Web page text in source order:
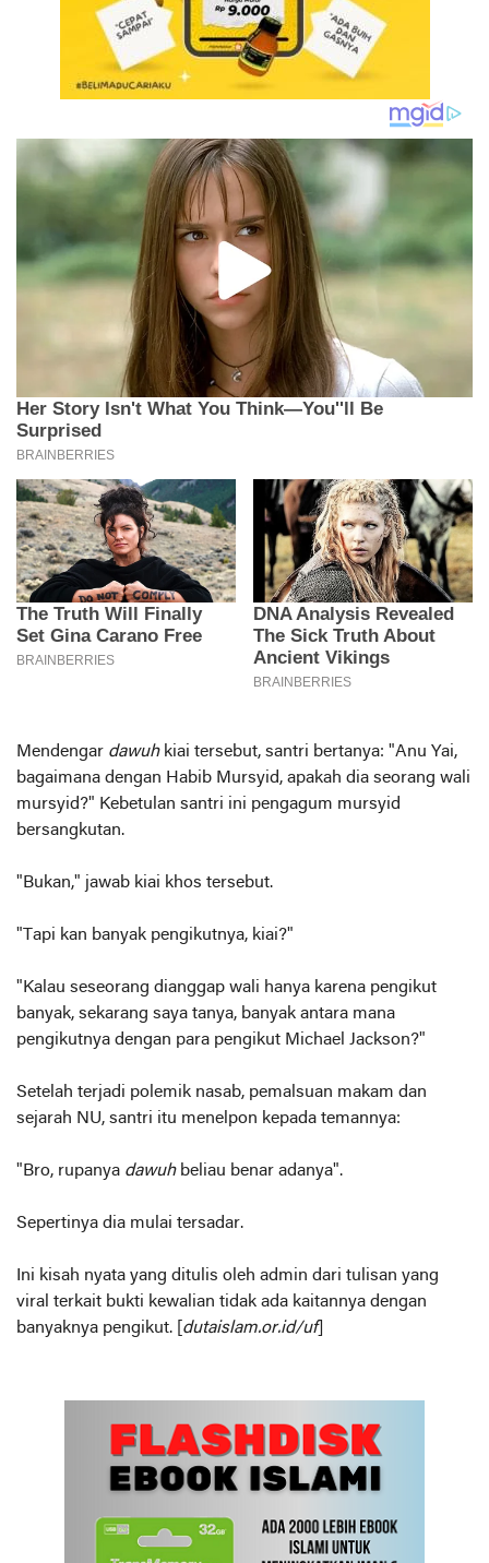
Mendengar dawuhkiai tersebut, santri bertanya: "Anu Yai,
bagaimana dengan Habib Mursyid, apakah dia seorang wali
mursyid?" Kebetulan santri ini pengagum mursyid
bersangkutan.
"Bukan," jawab kiai khos tersebut.
"Tapi kan banyak pengikutnya, kiai?"
"Kalau seseorang dianggap wali hanya karena pengikut
banyak, sekarang saya tanya, banyak antara mana
pengikutnya dengan para pengikut Michael Jackson?"
Setelah terjadi polemik nasab, pemalsuan makam dan
sejarah NU, santri itu menelpon kepada temannya:
"Bro, rupanya dawuhbeliau benar adanya".
Sepertinya dia mulai tersadar.
Ini kisah nyata yang ditulis oleh admin dari tulisan yang
viral terkait bukti kewalian tidak ada kaitannya dengan
banyaknya pengikut. [ dutaislam.or.id/uf]